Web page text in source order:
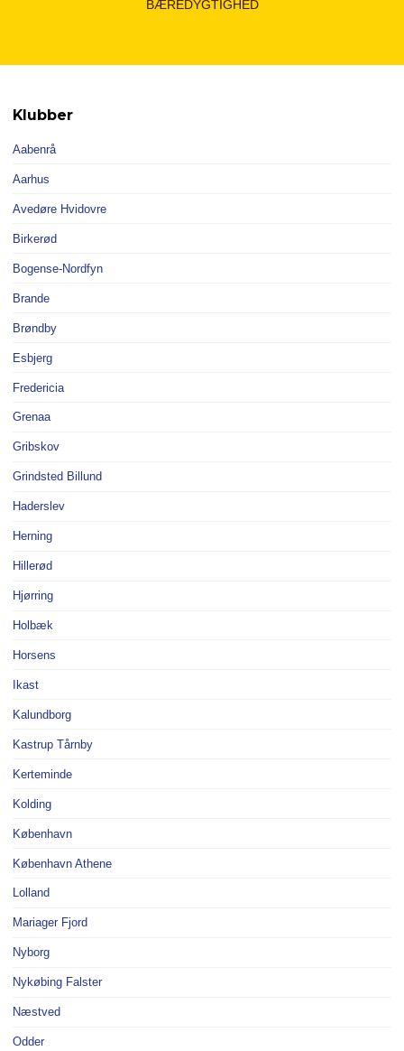
BÆREDYGTIGHED
Klubber
Aabenrå
Aarhus
Avedøre Hvidovre
Birkerød
Bogense-Nordfyn
Brande
Brøndby
Esbjerg
Fredericia
Grenaa
Gribskov
Grindsted Billund
Haderslev
Herning
Hillerød
Hjørring
Holbæk
Horsens
Ikast
Kalundborg
Kastrup Tårnby
Kerteminde
Kolding
København
København Athene
Lolland
Mariager Fjord
Nyborg
Nykøbing Falster
Næstved
Odder